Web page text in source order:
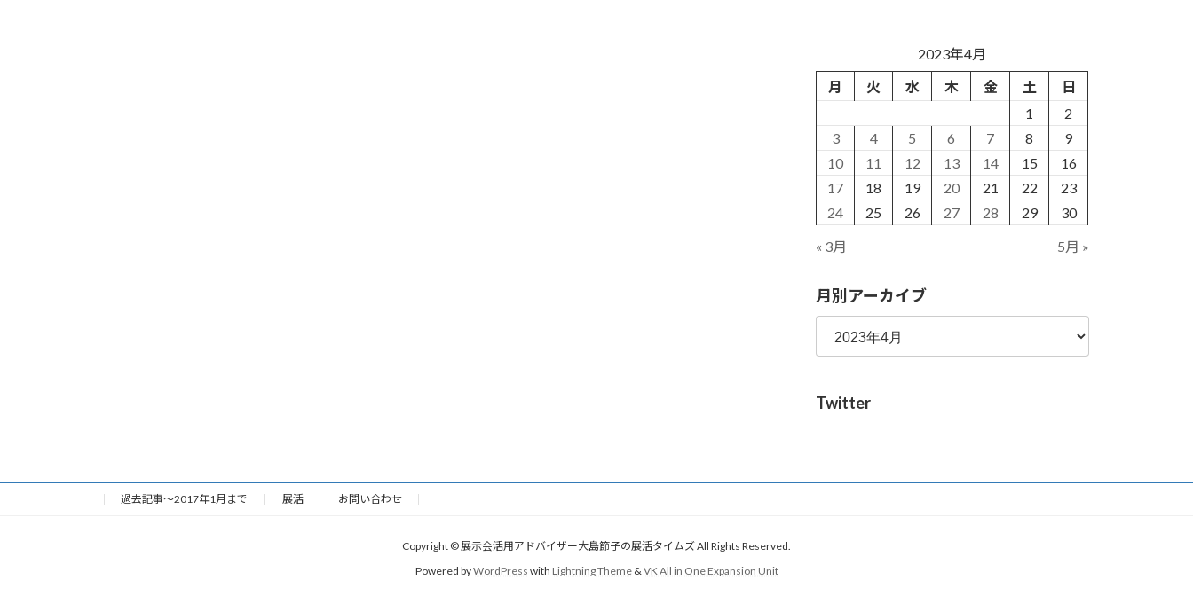
2023年4月
月
火 水 木 金 土
日
1
2
3
4 5 6 7 8
9
10
11 12 13 14 15
16
17
18 19 20 21 22
23
24
25 26 27 28 29 30
« 3月 5月 »
月別アーカイブ
Twitter
過去記事～2017年1月まで 展活 お問い合わせ
Copyright © 展示会活用アドバイザー大島節子の展活タイムズ All Rights Reserved.
Powered byWordPress with Lightning Theme&VK All in One Expansion Unit